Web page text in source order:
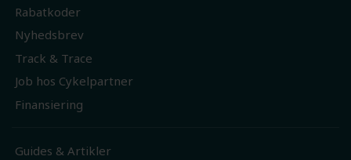
Rabatkoder
Nyhedsbrev
Track & Trace
Job hos Cykelpartner
Finansiering
Guides & Artikler